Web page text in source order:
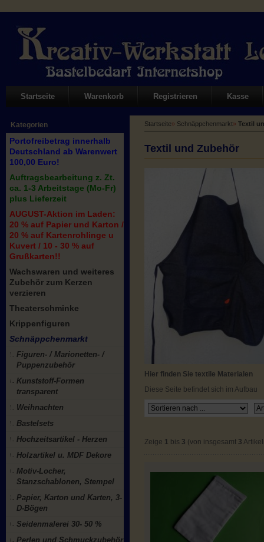
Startseite Warenkorb Registrieren Kasse
Kategorien
Portofreibetrag innerhalb
Deutschland ab Warenwert
100,00 Euro!
Auftragsbearbeitung z. Zt.
ca. 1-3 Arbeitstage (Mo-Fr)
plus Lieferzeit
AUGUST-Aktion im Laden:
20 % auf Papier und Karton /
20 % auf Kartenrohlinge u
Kuvert / 10 - 30 % auf
Grußkarten!!
Wachswaren und weiteres
Zubehör zum Kerzen
verzieren
Theaterschminke
Krippenfiguren
Schnäppchenmarkt
Figuren- / Marionetten- /
Puppenzubehör
Kunststoff-Formen
transparent
Weihnachten
Bastelsets
Hochzeitsartikel - Herzen
Holzartikel u. MDF Dekore
Motiv-Locher,
Stanzschablonen, Stempel
Papier, Karton und Karten, 3-
D-Bögen
Seidenmalerei 30- 50 %
Perlen und Schmuckzubehör
Startseite» Schnäppchenmarkt» Textil
Textil und Zubehör
Hier finden Sie textile Materialen
Diese Seite befindet sich im Aufbau
Zeige 1 bis 3 (von insgesamt 3